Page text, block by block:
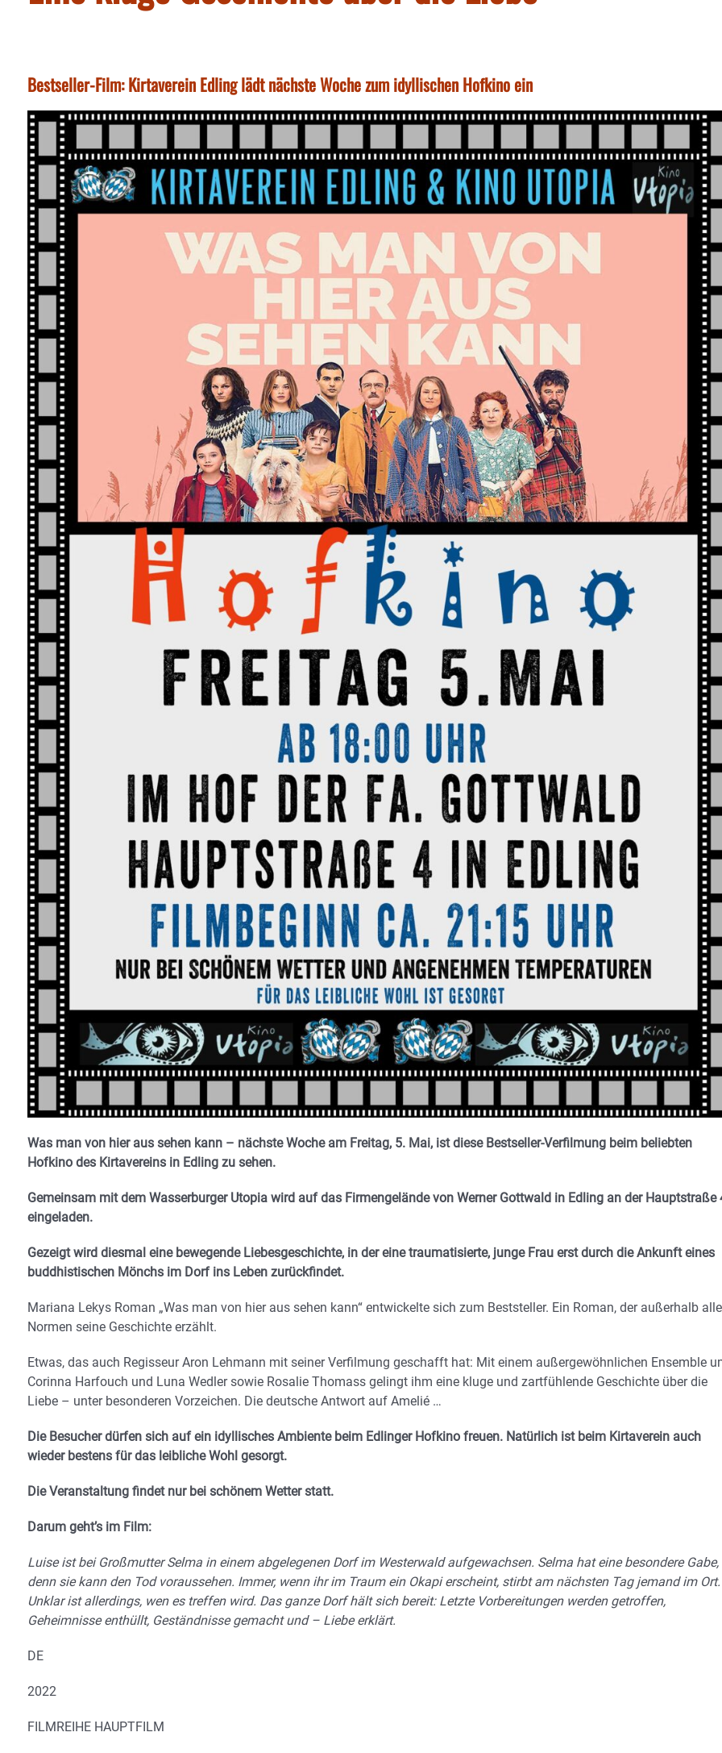
Bestseller-Film: Kirtaverein Edling lädt nächste Woche zum idyllischen Hofkino ein
Was man von hier aus sehen kann – nächste Woche am Freitag, 5. Mai, ist diese Bestseller-Verfilmung beim beliebten
Hofkino des Kirtavereins in Edling zu sehen.
Gemeinsam mit dem Wasserburger Utopia wird auf das Firmengelände von Werner Gottwald in Edling an der Hauptstraße
eingeladen.
Gezeigt wird diesmal eine bewegende Liebesgeschichte, in der eine traumatisierte, junge Frau erst durch die Ankunft eines
buddhistischen Mönchs im Dorf ins Leben zurückfindet.
Mariana Lekys Roman „Was man von hier aus sehen kann“ entwickelte sich zum Beststeller. Ein Roman, der außerhalb
Normen seine Geschichte erzählt.
Etwas, das auch Regisseur Aron Lehmann mit seiner Verfilmung geschafft hat: Mit einem außergewöhnlichen Ensemble
Corinna Harfouch und Luna Wedler sowie Rosalie Thomass gelingt ihm eine kluge und zartfühlende Geschichte über die
Liebe – unter besonderen Vorzeichen. Die deutsche Antwort auf Amelié …
Die Besucher dürfen sich auf ein idyllisches Ambiente beim Edlinger Hofkino freuen. Natürlich ist beim Kirtaverein auch
wieder bestens für das leibliche Wohl gesorgt.
Die Veranstaltung findet nur bei schönem Wetter statt.
Darum geht’s im Film:
Luise ist bei Großmutter Selma in einem abgelegenen Dorf im Westerwald aufgewachsen. Selma hat eine besondere Gabe,
denn sie kann den Tod voraussehen. Immer, wenn ihr im Traum ein Okapi erscheint, stirbt am nächsten Tag jemand im Ort.
Unklar ist allerdings, wen es treffen wird. Das ganze Dorf hält sich bereit: Letzte Vorbereitungen werden getroffen,
Geheimnisse enthüllt, Geständnisse gemacht und – Liebe erklärt.
DE
2022
FILMREIHE HAUPTFILM